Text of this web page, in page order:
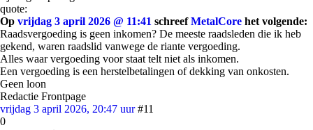
quote:
Op vrijdag 3 april 2026 @ 11:41 schreefMetalCore het volgende:
Raadsvergoeding is geen inkomen? De meeste raadsleden die ik heb
gekend, waren raadslid vanwege de riante vergoeding.
Alles waar vergoeding voor staat telt niet als inkomen.
Een vergoeding is een herstelbetalingen of dekking van onkosten.
Geen loon
Redactie Frontpage
vrijdag 3 april 2026, 20:47 uur #11
0